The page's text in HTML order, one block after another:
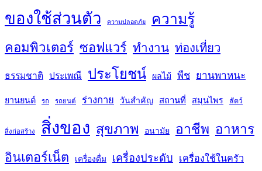
ของใช้ส่วนตัว ความปลอดภัย ความรู้
คอมพิวเตอร์ ซอฟแวร์ ทำงาน ท่องเที่ยว
ธรรมชาติ ประเพณี ประโยชน์ ผลไม้ พืช ยานพาหนะ
ยานยนต์ รถ รถยนต์ ร่างกาย วันสำคัญ สถานที่ สมุนไพร สัตว์
สิ่งก่อสร้าง สิ่งของ สุขภาพ อนามัย อาชีพ อาหาร
อินเตอร์เน็ต เครื่องดื่ม เครื่องประดับ เครื่องใช้ในครัว